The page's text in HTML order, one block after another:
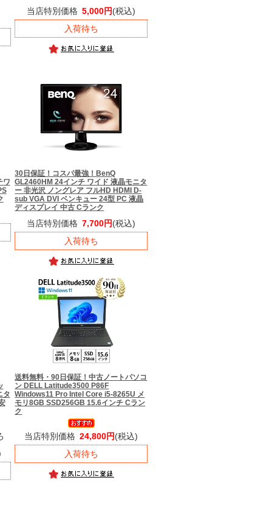
当店特別価格 5,000円(税込)
入荷待ち
ワ
30日保証！コスパ最強！ BenQ
GL2460HM 24インチ ワイド 液晶モニタ
ー 非光沢 ノングレア フルHD HDMI D-
sub VGA DVI ベンキュー 24型 PC 液晶
ディスプレイ 中古 Cランク
当店特別価格 7,700円(税込)
入荷待ち
タ
送料無料・90日保証！中古ノートパソコ
ン DELL Latitude3500 P86F
Windows11 Pro Intel Core i5-8265U メ
モリ8GB SSD256GB 15.6インチ Cラン
ク
当店特別価格 24,800円(税込)
入荷待ち